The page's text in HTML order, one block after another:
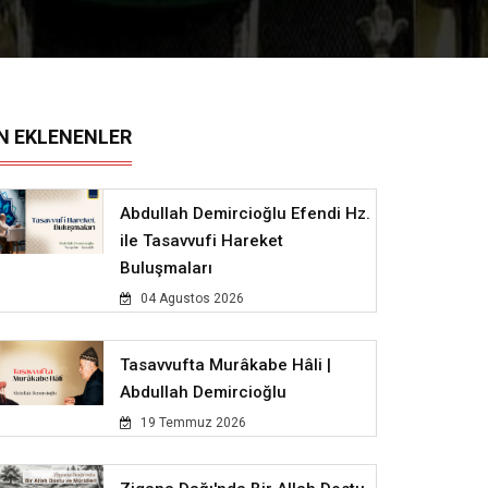
EKLENENLER
Abdullah Demircioğlu Efendi Hz.
ile Tasavvufi Hareket
Buluşmaları
04 Agustos 2026
Tasavvufta Murâkabe Hâli |
Abdullah Demircioğlu
19 Temmuz 2026